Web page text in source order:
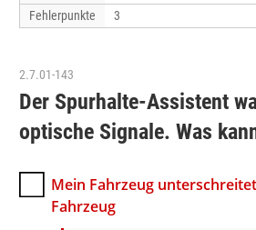
Fehlerpunkte
3
2.7.01-143
Der Spurhalte-Assistent
optische Signale. Was
Mein Fahrzeug
Fahrzeug